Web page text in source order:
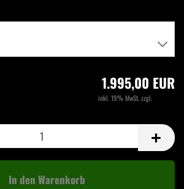
1.995,00 EUR
inkl. 19% MwSt. zzgl.
In den Warenkorb